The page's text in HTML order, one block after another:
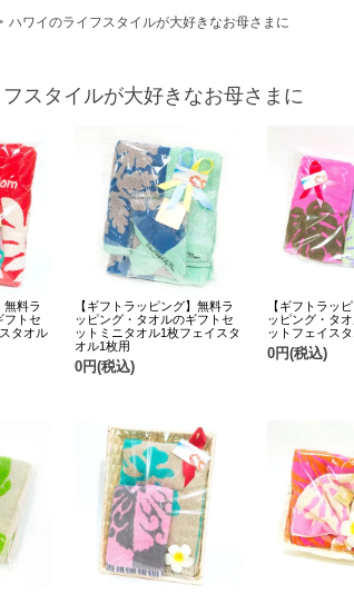
ハワイのライフスタイルが大好きなお母さまに
スタイルが大好きなお母さまに
無料ラ
フトセ
タオル
【ギフトラッピング】無料ラ
ッピング・タオルのギフトセ
ットミニタオル1枚フェイスタ
オル1枚用
0円(税込)
【ギフトラッ
ッピング・タ
ットフェイス
0円(税込)